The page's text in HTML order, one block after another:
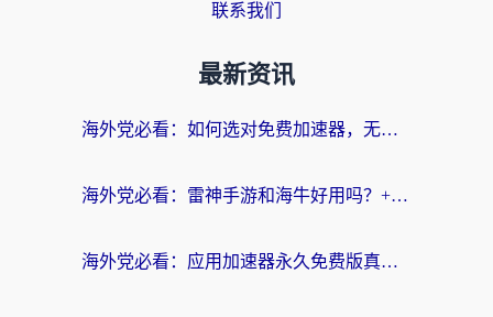
联系我们
最新资讯
海外党必看：如何选对免费加速器，无缝访问国内资源不踩坑？
海外党必看：雷神手游和海牛好用吗？+3款热门加速器实测对比，附番茄加速器无缝回国指南
海外党必看：应用加速器永久免费版真的存在吗？教你选对回国加速器无缝刷国内资源